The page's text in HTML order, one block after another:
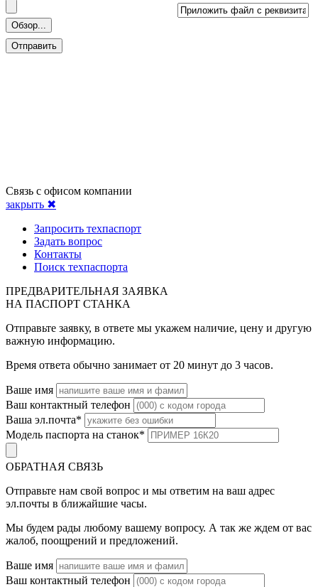
Связь с офисом компании
закрыть ✖
Запросить техпаспорт
Задать вопрос
Контакты
Поиск техпаспорта
ПРЕДВАРИТЕЛЬНАЯ ЗАЯВКА
НА ПАСПОРТ СТАНКА
Отправьте заявку, в ответе мы укажем наличие, цену и другую
важную информацию.
Время ответа обычно занимает от 20 минут до 3 часов.
Ваше имя
Ваш контактный телефон
Ваша эл.почта*
Модель паспорта на станок*
ОБРАТНАЯ СВЯЗЬ
Отправьте нам свой вопрос и мы ответим на ваш адрес
эл.почты в ближайшие часы.
Мы будем рады любому вашему вопросу. А так же ждем от вас
жалоб, поощрений и предложений.
Ваше имя
Ваш контактный телефон